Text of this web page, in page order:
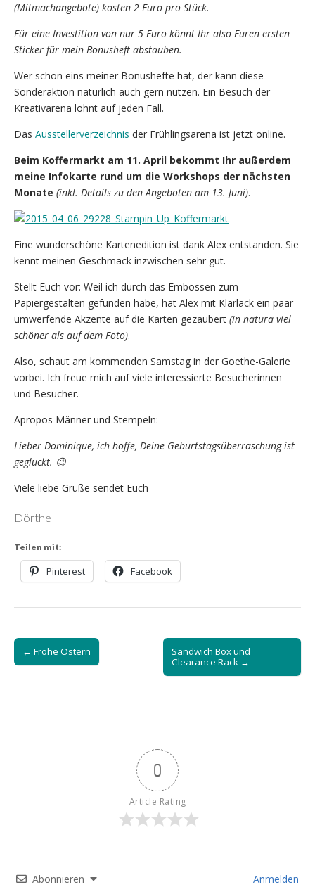
(Mitmachangebote) kosten 2 Euro pro Stück.
Für eine Investition von nur 5 Euro könnt Ihr also Euren ersten
Sticker für mein Bonusheft abstauben.
Wer schon eins meiner Bonushefte hat, der kann diese
Sonderaktion natürlich auch gern nutzen. Ein Besuch der
Kreativarena lohnt auf jeden Fall.
Das Ausstellerverzeichnis der Frühlingsarena ist jetzt online.
Beim Koffermarkt am 11. April bekommt Ihr außerdem
meine Infokarte rund um die Workshops der nächsten
Monate (inkl. Details zu den Angeboten am 13. Juni).
Eine wunderschöne Kartenedition ist dank Alex entstanden. Sie
kennt meinen Geschmack inzwischen sehr gut.
Stellt Euch vor: Weil ich durch das Embossen zum
Papiergestalten gefunden habe, hat Alex mit Klarlack ein paar
umwerfende Akzente auf die Karten gezaubert (in natura viel
schöner als auf dem Foto).
Also, schaut am kommenden Samstag in der Goethe-Galerie
vorbei. Ich freue mich auf viele interessierte Besucherinnen
und Besucher.
Apropos Männer und Stempeln:
Lieber Dominique, ich hoffe, Deine Geburtstagsüberraschung ist
geglückt. 😉
Viele liebe Grüße sendet Euch
Dörthe
Teilen mit:
Pinterest Facebook
Post
navigation
← Frohe Ostern
Sandwich Box und
Clearance Rack →
0
Article Rating
Abonnieren Anmelden